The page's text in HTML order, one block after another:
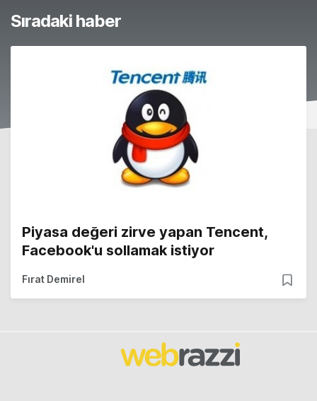
Sıradaki haber
Piyasa değeri zirve yapan Tencent,
Facebook'u sollamak istiyor
Fırat Demirel